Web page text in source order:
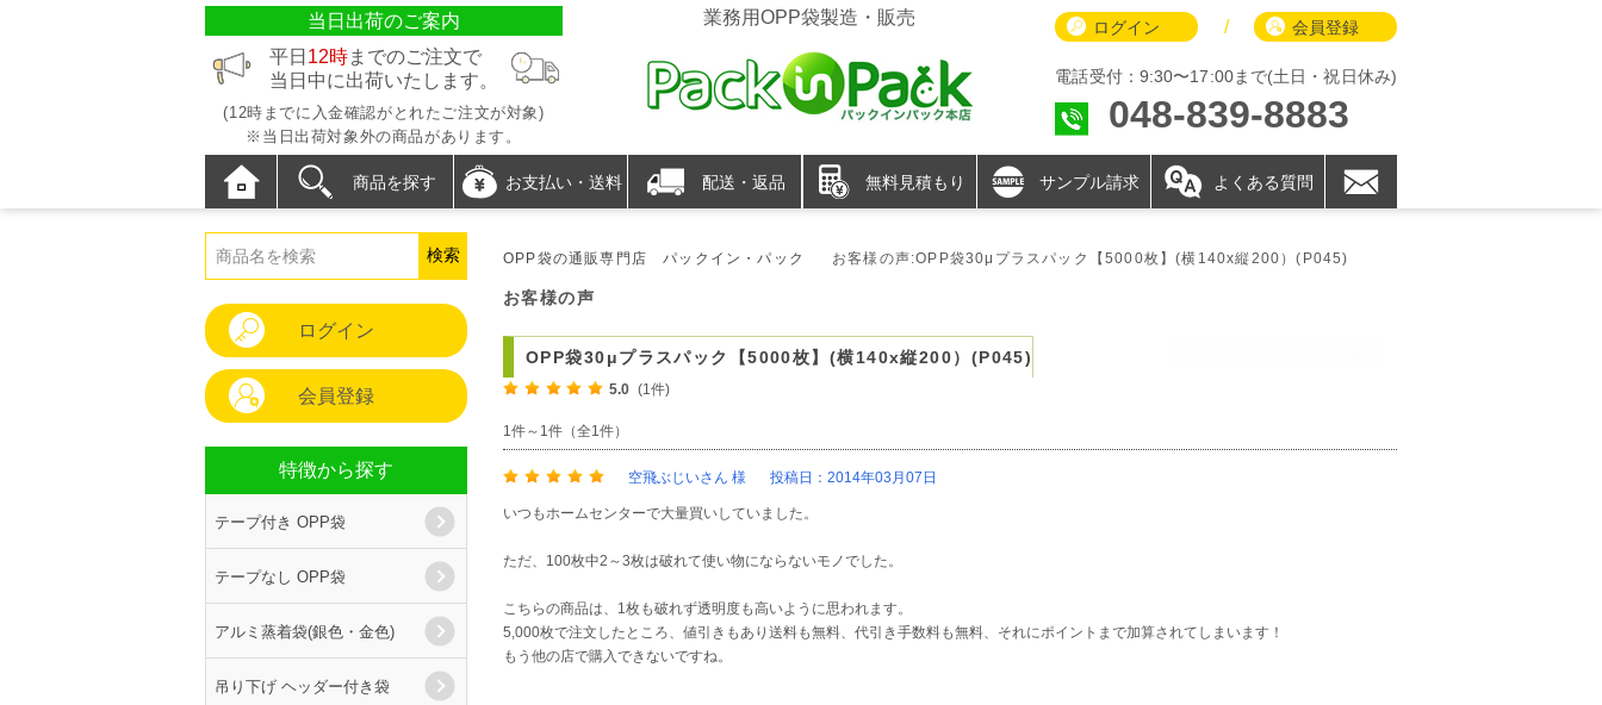
当日出荷のご案内
平日 12時までのご注文で
当日中に出荷いたします。
(12時までに入金確認がとれたご注文が対象)
※当日出荷対象外の商品があります。
業務用OPP袋製造・販売 ログイン / 会員登録
電話受付：9:30〜17:00まで(土日・祝日休み)
048-839-8883
商品を探す お支払い・送料 配送・返品 無料見積もり サンプル請求 よくある質問
OPP袋の通販専門店 パックイン・パック お客様の声:OPP袋30μプラスパック【5000枚】(横140x縦200）(P045)
お客様の声
OPP袋30μプラスパック【5000枚】(横140x縦200）(P045)
5.0 (1件)
1件～1件（全1件）
空飛ぶじいさん 様 投稿日：2014年03月07日
いつもホームセンターで大量買いしていました。
ただ、100枚中2～3枚は破れて使い物にならないモノでした。
こちらの商品は、1枚も破れず透明度も高いように思われます。
5,000枚で注文したところ、値引きもあり送料も無料、代引き手数料も無料、それにポイントまで加算されてしまいます！
もう他の店で購入できないですね。
ログイン
会員登録
特徴から探す
テープ付き OPP袋
テープなし OPP袋
アルミ蒸着袋(銀色・金色)
吊り下げ ヘッダー付き袋